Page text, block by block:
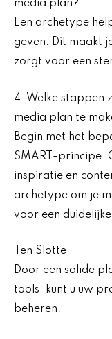
media plan?
Een archetype
geven. Dit maakt
zorgt voor een
4. Welke stappen
media plan te
Begin met het
SMART-principe.
inspiratie en
archetype om je
voor een
Ten Slotte
Door een solide
tools, kunt u uw
beheren.